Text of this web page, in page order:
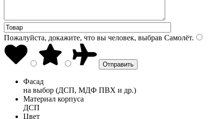
Пожалуйста, докажите, что вы человек, выбрав Самолёт.
Фасад
на выбор (ДСП, МДФ ПВХ и др.)
Материал корпуса
ДСП
Цвет